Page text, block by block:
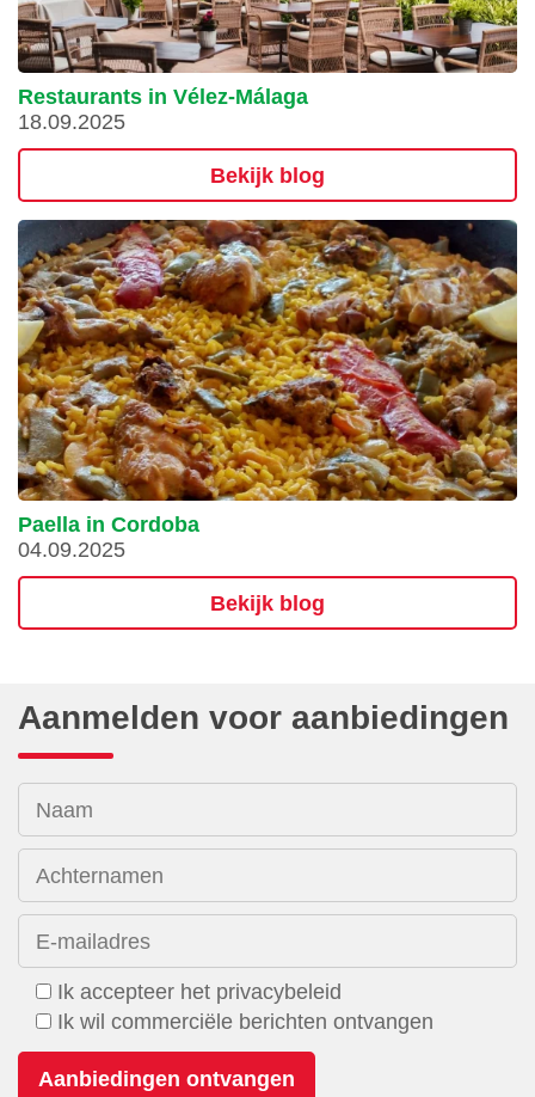
Restaurants in Vélez-Málaga
18.09.2025
Bekijk blog
Paella in Cordoba
04.09.2025
Bekijk blog
Aanmelden voor aanbiedingen
Naam
Achternamen
E-mailadres
Ik accepteer het privacybeleid
Ik wil commerciële berichten ontvangen